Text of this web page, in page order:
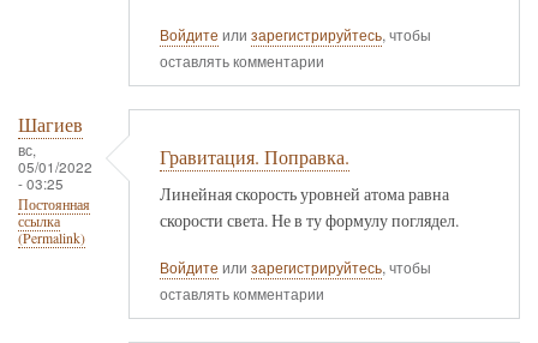
Войдите или зарегистрируйтесь, чтобы
оставлять комментарии
Шагиев
вс,
05/01/2022
- 03:25
Постоянная
ссылка
(Permalink)
Гравитация. Поправка.
Линейная скорость уровней атома равна
скорости света. Не в ту формулу поглядел.
Войдите или зарегистрируйтесь, чтобы
оставлять комментарии